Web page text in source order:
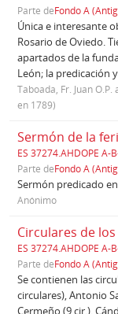
Parte deFondo A
Única e interesante
Rosario de Oviedo.
apartados de la
León; la predicación
Taboada, Fr. Juan
en 1789)
ES 37274.AHDOPE A-
Parte deFondo A
Sermón predicado
Anónimo
ES 37274.AHDOPE A-
Parte deFondo A
Se contienen las
circulares), Antonio
Cermeño (9 cir.),